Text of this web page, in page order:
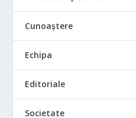
Cunoaștere
Echipa
Editoriale
Societate